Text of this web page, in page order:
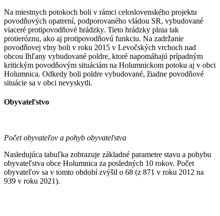
Na miestnych potokoch boli v rámci celoslovenského projektu
povodňových opatrení, podporovaného vládou SR, vybudované
viaceré protipovodňové hrádzky. Tieto hrádzky plnia tak
protieróznu, ako aj protipovodňovú funkciu. Na zadržanie
povodňovej vlny boli v roku 2015 v Levočských vrchoch nad
obcou Ihľany vybudované poldre, ktoré napomáhajú prípadným
kritickým povodňovým situáciám na Holumnickom potoku aj v obci
Holumnica. Odkedy boli poldre vybudované, žiadne povodňové
situácie sa v obci nevyskytli.
Obyvateľstvo
Počet obyvateľov a pohyb obyvateľstva
Nasledujúca tabuľka zobrazuje základné parametre stavu a pohybu
obyvateľstva obce Holumnica za posledných 10 rokov. Počet
obyvateľov sa v tomto období zvýšil o 68 (z 871 v roku 2012 na
939 v roku 2021).